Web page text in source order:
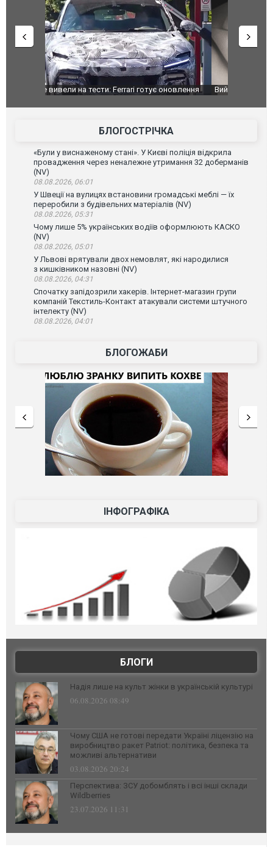
Вийшов трейлер нової екранізації легендарного
БЛОГОСТРІЧКА
«Були у виснаженому стані». У Києві поліція відкрила
провадження через неналежне утримання 32 доберманів
(NV)
08.08.2026, 06:01
У Швеції на вулицях встановини громадські меблі — їх
переробили з будівельних матеріалів (NV)
08.08.2026, 05:31
Чому лише 5% українських водіїв оформлюють КАСКО
(NV)
08.08.2026, 05:01
У Львові врятували двох немовлят, які народилися
з кишківником назовні (NV)
08.08.2026, 04:31
Спочатку запідозрили хакерів. Інтернет-магазин групи
компаній Текстиль-Контакт атакували системи штучного
інтелекту (NV)
08.08.2026, 04:01
БЛОГОЖАБИ
ІНФОГРАФІКА
БЛОГИ
Надія лише на культ жінки в українській культурі
06.08.2026 08:49
Чому США не готові передати Україні ліцензію на
виробництво ракет Patriot: політика, безпека та
можливі альтернативи
03.08.2026 20:24
Перспектива: ЗСУ добомблять і всі інші склади
Wildberries
23.07.2026 11:31